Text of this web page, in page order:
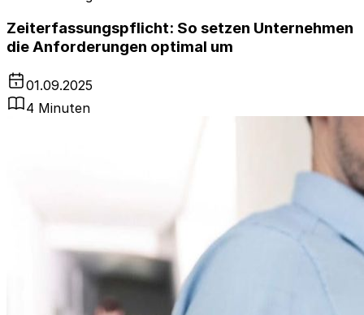
Zeiterfassungspflicht: So setzen Unternehmen
die Anforderungen optimal um
01.09.2025
4 Minuten